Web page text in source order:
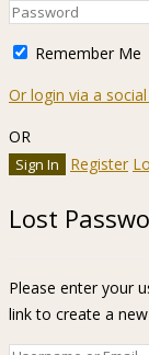
Remember Me
Or login via a
OR
Register
Lost
Please enter your
link to create a